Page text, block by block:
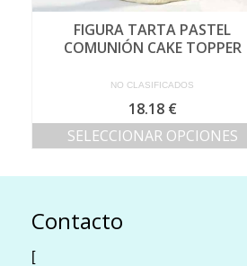
FIGURA TARTA PASTEL
COMUNIÓN CAKE TOPPER
NO CLASIFICADOS
18.18 €
SELECCIONAR OPCIONES
producto
Contacto
[